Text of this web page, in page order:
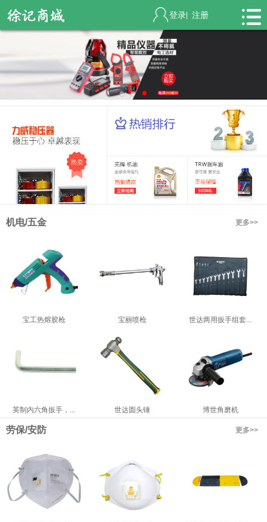
登录| 注册
机电/五金 更多>>
宝工热熔胶枪 宝丽喷枪 世达两用扳手组套...
英制内六角扳手，... 世达圆头锤 博世角磨机
劳保/安防 更多>>